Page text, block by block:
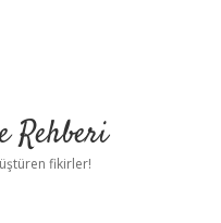
Rehberi
fikirler!